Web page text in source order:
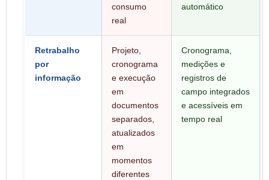
consumo
real
automático
Retrabalho
por
informação
Projeto,
cronograma
e execução
em
documentos
separados,
atualizados
em
momentos
diferentes
Cronograma,
medições e
registros de
campo integrados
e acessíveis em
tempo real